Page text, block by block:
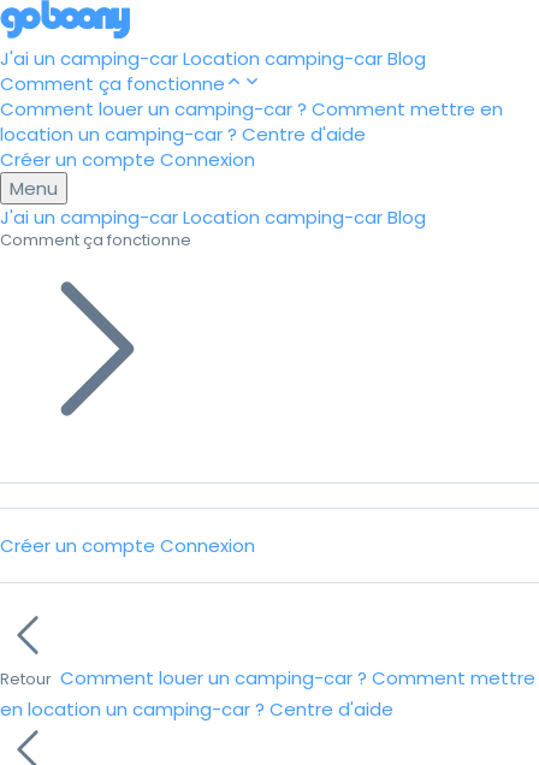
J'ai un camping-carLocation camping-carBlog
Comment ça fonctionne
Comment louer un camping-car ? Comment mettre en
location un camping-car ? Centre d'aide
Créer un compte Connexion
Menu
J'ai un camping-carLocation camping-carBlog
Comment ça fonctionne
Créer un compte Connexion
Retour Comment louer un camping-car ? Comment mettre
en location un camping-car ? Centre d'aide